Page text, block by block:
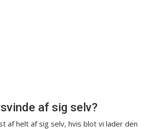
af sig selv?
af helt af sig selv, hvis blot vi lader den